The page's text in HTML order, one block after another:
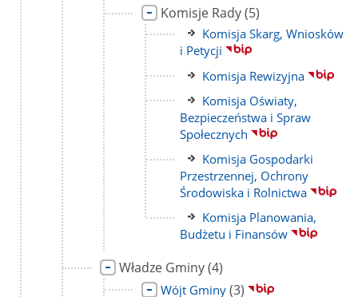
Link
do
strony
Komisje Radyliczba
podstron
(5)
Link
do
Komisja Skarg, Wniosków
i Petycji
Link
strony
Komisja Rewizyjna
Link
do
strony
Komisja Oświaty,
Bezpieczeństwa i Spraw
Społecznych
Link
do
strony
Komisja Gospodarki
Przestrzennej, Ochrony
Środowiska i Rolnictwa
Link
do
Komisja Planowania,
Budżetu i Finansów
Link
do
Władze Gminyliczba
podstron
(4)
Link
Wójt Gminy liczba
(3)